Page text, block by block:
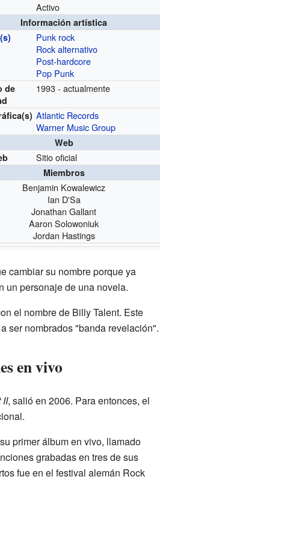
Activo
Información artística
Punk rock
Rock alternativo
Post-hardcore
Pop Punk
de
1993 - actualmente
Atlantic Records
Warner Music Group
Web
Sitio oficial
Miembros
Benjamin Kowalewicz
Ian D'Sa
Jonathan Gallant
Aaron Solowoniuk
Jordan Hastings
cambiar su nombre porque ya
un personaje de una novela.
el nombre de Billy Talent. Este
ser nombrados "banda revelación".
en vivo
II, salió en 2006. Para entonces, el
primer álbum en vivo, llamado
grabadas en tres de sus
fue en el festival alemán Rock